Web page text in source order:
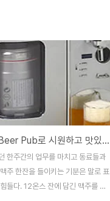
Mini Beer Pub로 시원하고 맛있는 맥주를 즐기세요! 미니 생맥주기계!
한주간의 업무를 마치고 동료들과
주 한잔을 들이키는 기분은 말로 표
들다. 12온스 잔에 담긴 맥주를 한